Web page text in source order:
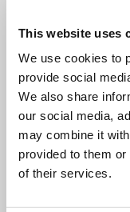
This website uses
We use cookies to
provide social
We also share
our social media,
may combine it
provided to them
of their services.